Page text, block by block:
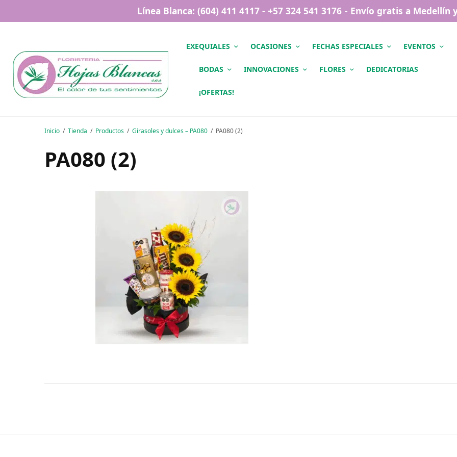
Línea Blanca: (604) 411 4117 - +57 324 541 3176 - Envío gratis a
EXEQUIALES OCASIONES FECHAS ESPECIALES EVENTOS
BODAS INNOVACIONES FLORES DEDICATORIAS
¡OFERTAS!
Inicio Tienda Productos Girasoles y dulces – PA080 PA080 (2)
PA080 (2)